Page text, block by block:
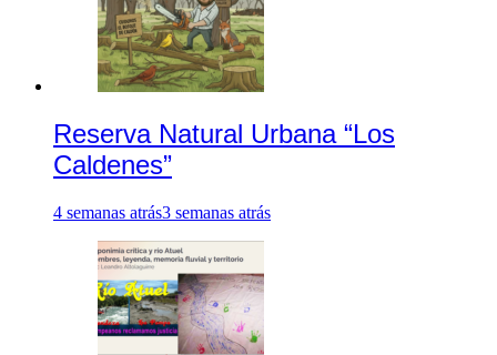
Reserva Natural Urbana “Los
Caldenes”
4 semanas atrás3 semanas atrás